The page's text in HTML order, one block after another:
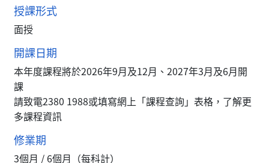
授課形式
面授
開課日期
本年度課程將於2026年9月及12月、2027年3月及6月開
課
請致電2380 1988或填寫網上「課程查詢」表格，了解更
多課程資訊
修業期
3個月 / 6個月（每科計）